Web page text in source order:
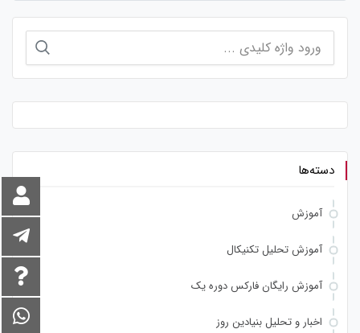
برای:
دسته‌ها
آموزش
آموزش تحلیل تکنیکال
آموزش رایگان فارکس دوره یک
اخبار و تحلیل بنیادین روز